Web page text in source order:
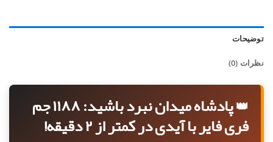
توضیحات
نظرات (0)
👑 پادشاه میدان نبرد باشید: ۱۱۸۸ جم
فری فایر با آیدی در کمتر از ۲ دقیقه!